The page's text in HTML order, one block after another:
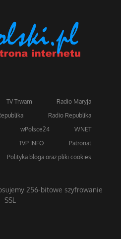
TV Trwam
Radio Maryja
Radio Republika
wPolsce24
WNET
TVP INFO
Patronat
Polityka bloga oraz pliki cookies
256-bitowe szyfrowanie
SSL